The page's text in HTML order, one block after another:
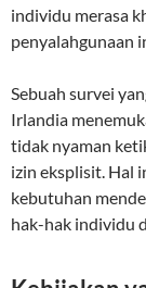
individu merasa
penyalahgunaan
Sebuah survei
Irlandia
tidak nyaman
izin eksplisit. Hal
kebutuhan
hak-hak individu